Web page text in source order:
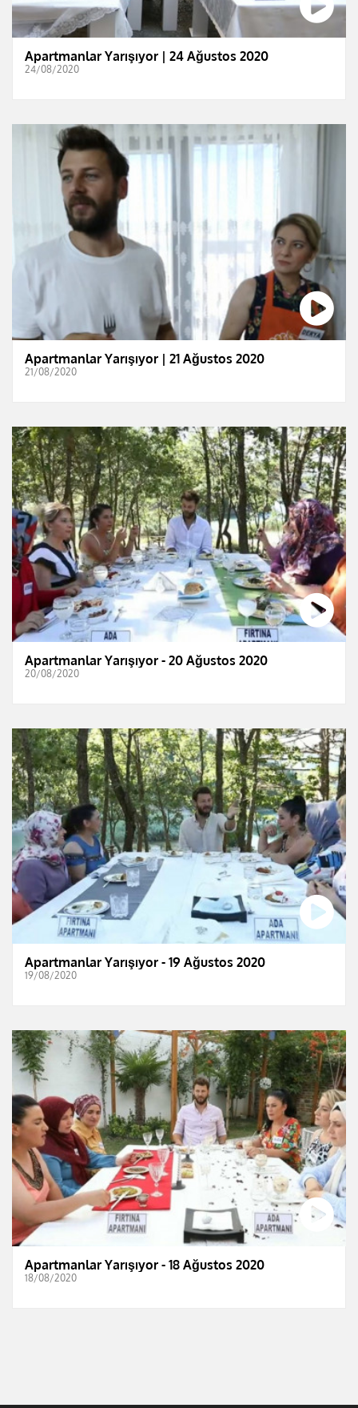
Apartmanlar Yarışıyor | 24 Ağustos 2020
24/08/2020
Apartmanlar Yarışıyor | 21 Ağustos 2020
21/08/2020
Apartmanlar Yarışıyor - 20 Ağustos 2020
20/08/2020
Apartmanlar Yarışıyor - 19 Ağustos 2020
19/08/2020
Apartmanlar Yarışıyor - 18 Ağustos 2020
18/08/2020